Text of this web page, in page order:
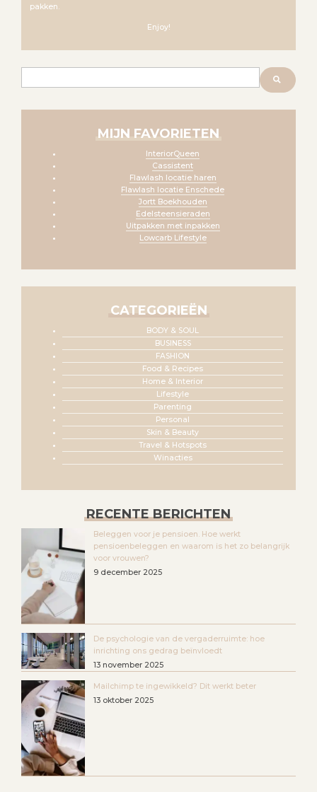
pakken.
Enjoy!
MIJN FAVORIETEN
InteriorQueen
Cassistent
Flawlash locatie haren
Flawlash locatie Enschede
Jortt Boekhouden
Edelsteensieraden
Uitpakken met inpakken
Lowcarb Lifestyle
CATEGORIEËN
BODY & SOUL
BUSINESS
FASHION
Food & Recipes
Home & Interior
Lifestyle
Parenting
Personal
Skin & Beauty
Travel & Hotspots
Winacties
RECENTE BERICHTEN
Beleggen voor je pensioen. Hoe werkt
pensioenbeleggen en waarom is het zo belangrijk
voor vrouwen?
9 december 2025
De psychologie van de vergaderruimte: hoe
inrichting ons gedrag beïnvloedt
13 november 2025
Mailchimp te ingewikkeld? Dit werkt beter
13 oktober 2025